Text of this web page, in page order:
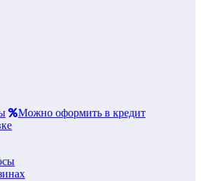
Можно оформить в кредит